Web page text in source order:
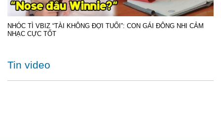
NHÓC TÌ VBIZ “TÀI KHÔNG ĐỢI TUỔI”: CON GÁI ĐÔNG NHI CẢM
NHẠC CỰC TỐT
Tin video